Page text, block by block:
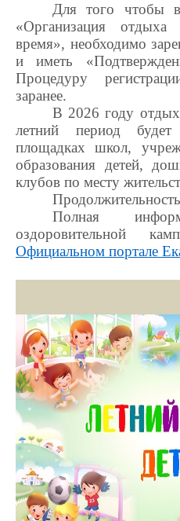
Для того чтобы
«Организация отдыха
время», необходимо
и иметь
Процедуру
заранее.
В 2026 году
летний период
площадкахшкол,
образования детей,
клубов по месту
Полная
оздоровительной
Официальном портале